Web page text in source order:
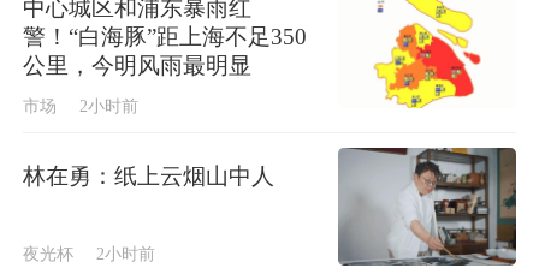
中心城区和浦东暴雨红
警！“白海豚”距上海不足350
公里，今明风雨最明显
市场 2小时前
林在勇：纸上云烟山中人
夜光杯 2小时前